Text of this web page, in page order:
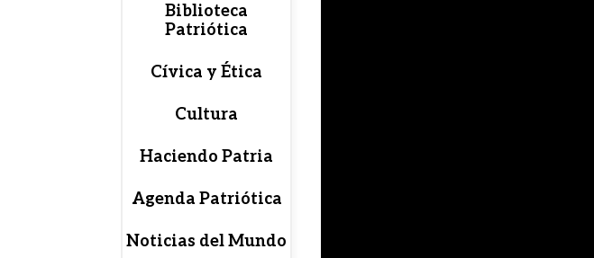
Biblioteca
Patriótica
Cívica y Ética
Cultura
Haciendo Patria
Agenda Patriótica
Noticias del Mundo